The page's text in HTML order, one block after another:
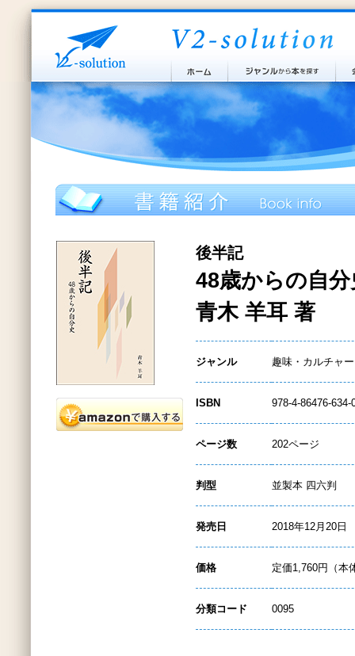
後半記
48歳からの自分
青木 羊耳 著
ジャンル 趣味・カルチャー
ISBN 978-4-86476-634-
ページ数 202ページ
判型 並製本 四六判
発売日 2018年12月20日
価格 定価1,760円（本
分類コード 0095